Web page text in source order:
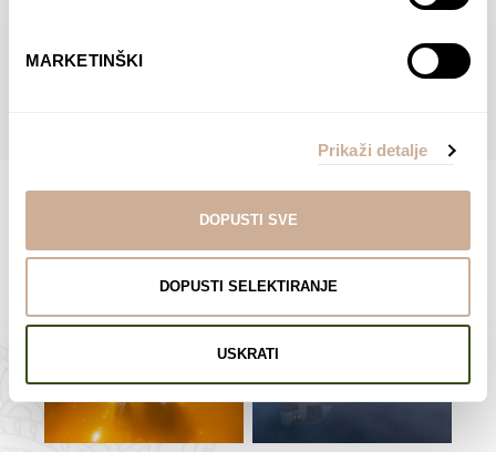
MARKETINŠKI
Prikaži detalje
DOPUSTI SVE
DOPUSTI SELEKTIRANJE
USKRATI
75,00 €
do
138,00 €
POGLEDAJTE SVE PROIZVODE U OVOJ KATEGORIJI
Limited Edition Fotografije